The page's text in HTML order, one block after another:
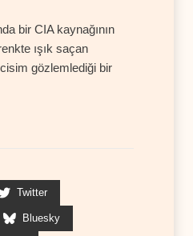
bir CIA kaynağının
ışık saçan
gözlemlediği bir
Twitter
Bluesky